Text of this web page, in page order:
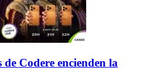
de Codere encienden la